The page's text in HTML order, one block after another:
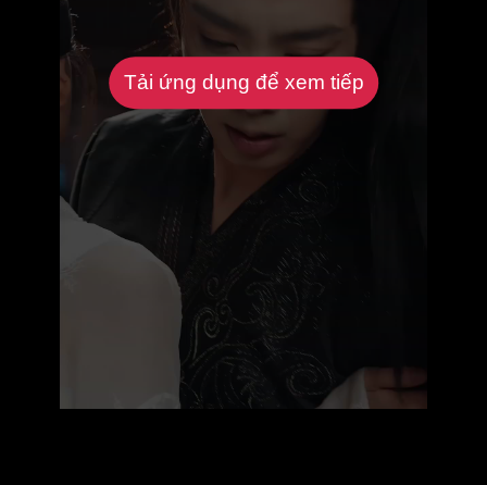
Tải ứng dụng để xem tiếp